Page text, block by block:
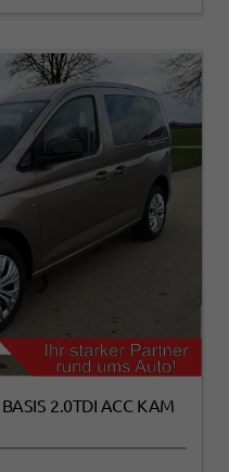
BASIS 2.0TDI ACC KAM